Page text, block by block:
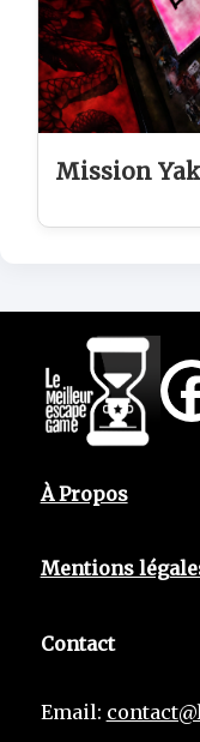
Mission
À Propos
Mentions
Contact
Email: